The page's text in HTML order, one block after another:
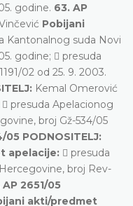
godine. 63. AP
Pobijani
Kantonalnog suda Novi
godine;  presuda
02 od 25. 9. 2003.
Kemal Omerović
 presuda Apelacionog
broj Gž-534/05
05 PODNOSITELJ:
apelacije:  presuda
broj Rev-
AP 2651/05
akti/predmet